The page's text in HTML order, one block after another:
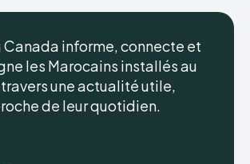
Canada informe, connecte et
les Marocains installés au
une actualité utile,
de leur quotidien.